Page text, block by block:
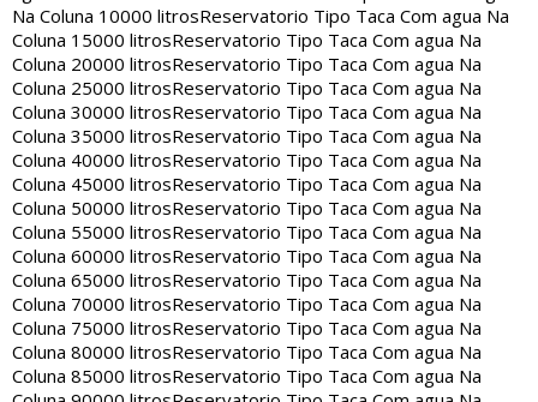
Na Coluna 10000 litrosReservatorio Tipo Taca Com agua Na
Coluna 15000 litrosReservatorio Tipo Taca Com agua Na
Coluna 20000 litrosReservatorio Tipo Taca Com agua Na
Coluna 25000 litrosReservatorio Tipo Taca Com agua Na
Coluna 30000 litrosReservatorio Tipo Taca Com agua Na
Coluna 35000 litrosReservatorio Tipo Taca Com agua Na
Coluna 40000 litrosReservatorio Tipo Taca Com agua Na
Coluna 45000 litrosReservatorio Tipo Taca Com agua Na
Coluna 50000 litrosReservatorio Tipo Taca Com agua Na
Coluna 55000 litrosReservatorio Tipo Taca Com agua Na
Coluna 60000 litrosReservatorio Tipo Taca Com agua Na
Coluna 65000 litrosReservatorio Tipo Taca Com agua Na
Coluna 70000 litrosReservatorio Tipo Taca Com agua Na
Coluna 75000 litrosReservatorio Tipo Taca Com agua Na
Coluna 80000 litrosReservatorio Tipo Taca Com agua Na
Coluna 85000 litrosReservatorio Tipo Taca Com agua Na